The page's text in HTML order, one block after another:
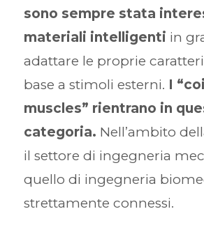
sono sempre stata
materiali intelligenti in
adattare le proprie
base a stimoli esterni. I
muscles” rientrano in
categoria. Nell’ambito
il settore di ingegneria
quello di ingegneria
strettamente connessi.